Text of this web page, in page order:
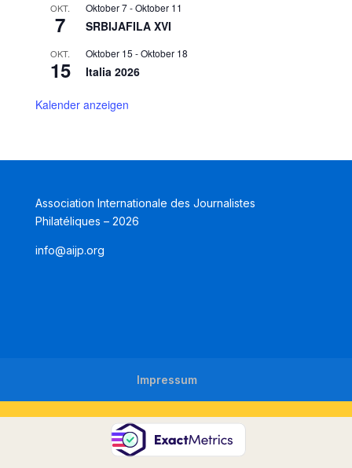
OKT.
7
Oktober 7-Oktober 11
SRBIJAFILA XVI
OKT.
15
Oktober 15 -Oktober 18
Italia 2026
Kalender anzeigen
Association Internationale des Journalistes
Philatéliques – 2026
info@aijp.org
Impressum